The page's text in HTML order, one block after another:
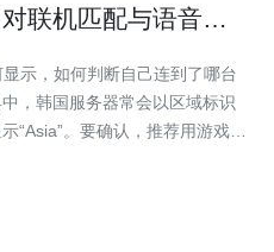
联机匹配与语音延
示，如何判断自己连到了哪台
，韩国服务器常会以区域标识
“Asia”。要确认，推荐用游戏内
器 IP 或